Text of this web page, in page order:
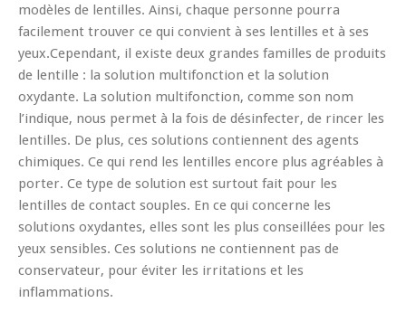
modèles de lentilles. Ainsi, chaque personne pourra
facilement trouver ce qui convient à ses lentilles et à ses
yeux.Cependant, il existe deux grandes familles de produits
de lentille : la solution multifonction et la solution
oxydante. La solution multifonction, comme son nom
l’indique, nous permet à la fois de désinfecter, de rincer les
lentilles. De plus, ces solutions contiennent des agents
chimiques. Ce qui rend les lentilles encore plus agréables à
porter. Ce type de solution est surtout fait pour les
lentilles de contact souples. En ce qui concerne les
solutions oxydantes, elles sont les plus conseillées pour les
yeux sensibles. Ces solutions ne contiennent pas de
conservateur, pour éviter les irritations et les
inflammations.